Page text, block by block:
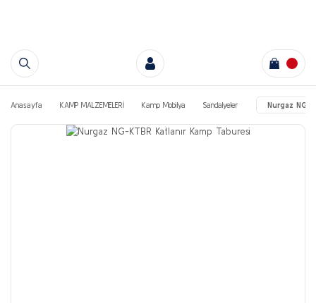
Anasayfa KAMP MALZEMELERİ Kamp Mobilya Sandalyeler Nurgaz NG-